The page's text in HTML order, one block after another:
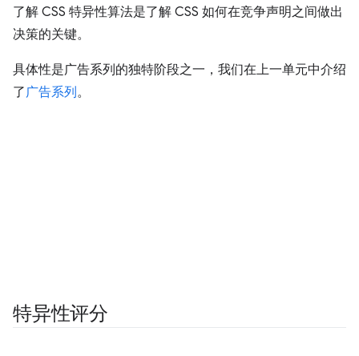
了解 CSS 特异性算法是了解 CSS 如何在竞争声明之间做出
决策的关键。
具体性是广告系列的独特阶段之一，我们在上一单元中介绍
了广告系列。
特异性评分